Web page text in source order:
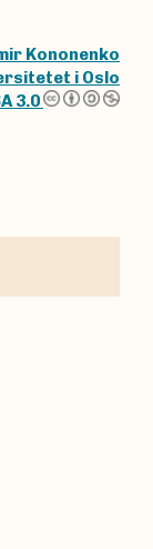
Kononenko
i Oslo
3.0